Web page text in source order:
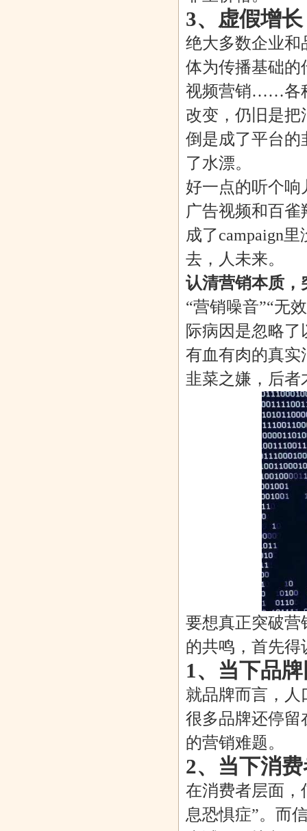
3、虚假增
绝大多数企业和
体为传播基础的
视频营销……各
改变，仍旧是
倒是成了平台的
了水漂。
好一点的听个
广告视频和百
成了campaign
去，人未来。
认清营销本质，
“营销噪音”“无
际病因是忽略
有血有肉的真实
韭菜之嫌，后
要想真正突破营
的共鸣，首先
1、当下品
就品牌而言，
很多品牌还停留
的营销难题。
2、当下消
在消费者层面，
息恐惧症”。而